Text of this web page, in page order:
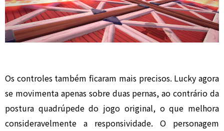
Os controles também ficaram mais precisos. Lucky agora
se movimenta apenas sobre duas pernas, ao contrário da
postura quadrúpede do jogo original, o que melhora
consideravelmente a responsividade. O personagem